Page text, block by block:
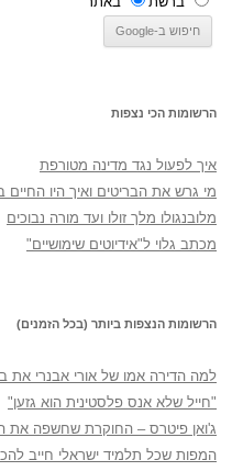
הרשומות הכי נצפות
איך לפעול נגד מדינה מטורפת
מי גרש את הבריטים ואיך היו החיים
מלובנגולו מלך זולו ועד מורה נבוכים
מכתב גלוי ל"אידיוטים שימושיים"
הרשומות הנצפות ביותר (בכל הזמנים)
למה הדירה אמו של אורי אבנרי את
"חייל שלא אנס פלסטינית הוא גזען"
ג'ואן פיטרס – החוקרת שחשפה את
המפות שכל תלמיד ישראלי חייב